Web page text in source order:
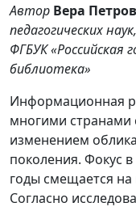
Автор Вера
педагогических
ФГБУК «Российская
библиотека»
Информационная
многими странами
изменением
поколения. Фокус
годы смещается на
Согласно